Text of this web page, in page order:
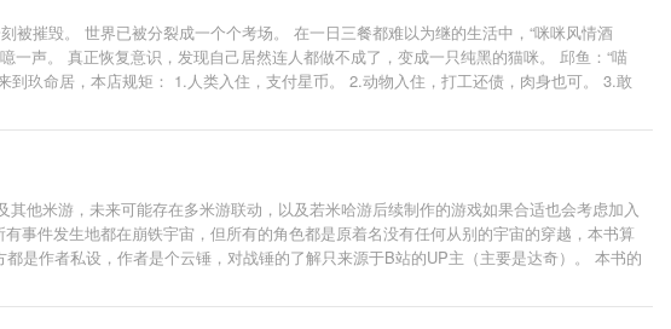
摧毁。 世界已被分裂成一个个考场。 在一日三餐都难以为继的生活中，“咪咪风情酒
声。 真正恢复意识，发现自己居然连人都做不成了，变成一只纯黑的猫咪。 邱鱼：“喵
玖命居，本店规矩： 1.人类入住，支付星币。 2.动物入住，打工还债，肉身也可。 3.敢
他米游，未来可能存在多米游联动，以及若米哈游后续制作的游戏如果合适也会考虑加入
事件发生地都在崩铁宇宙，但所有的角色都是原着名没有任何从别的宇宙的穿越，本书算
是作者私设，作者是个云锤，对战锤的了解只来源于B站的UP主（主要是达奇）。 本书的
母赏脸，另外各位读者看的不爽骂我就行，请勿引战。